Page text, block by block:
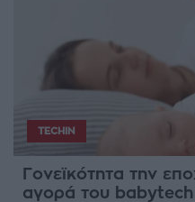
TECHIN
Γονεϊκότητα την
αγορά του babytech